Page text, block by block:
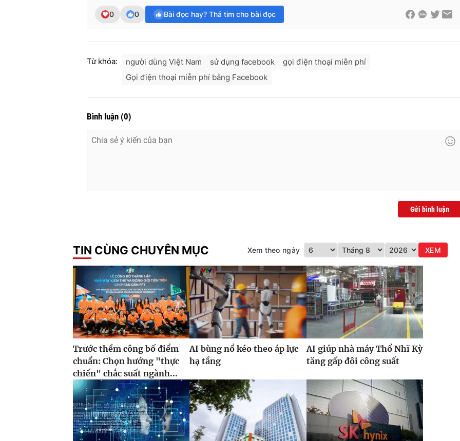
0 0 Bài đọc hay? Thả tim cho bài đọc
Từ khóa: người dùng Việt Nam sử dụng facebook
gọi điện thoại miễn phí
Gọi điện thoại miễn phí bằng Facebook
Bình luận (0)
Gửi bình luận
TIN CÙNG CHUYÊN MỤC Xem theo ngày XEM
Trước thềm công bố điểm
chuẩn: Chọn hướng "thực
chiến" chắc suất ngành...
AI bùng nổ kéo theo áp lực
hạ tầng
AI giúp nhà máy Thổ Nhĩ Kỳ
tăng gấp đôi công suất